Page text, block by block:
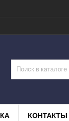
КОНТАКТЫ